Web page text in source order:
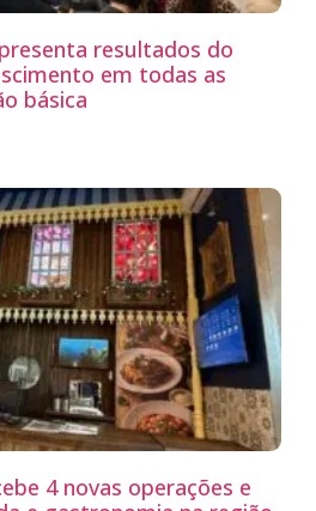
resultados do
em todas as
básica
4 novas operações e